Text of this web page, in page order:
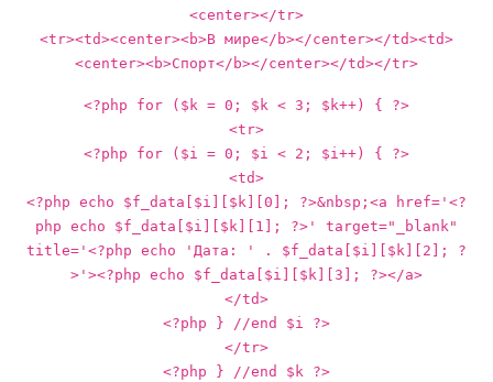
<center></tr>
<tr><td><center><b>В мире</b></center></td><td>
<center><b>Спорт</b></center></td></tr>
<?php for ($k = 0; $k < 3; $k++) { ?>
<tr>
<?php for ($i = 0; $i < 2; $i++) { ?>
<td>
<?php echo $f_data[$i][$k][0]; ?>&nbsp;<a href='<?
php echo $f_data[$i][$k][1]; ?>' target="_blank"
title='<?php echo 'Дата: ' . $f_data[$i][$k][2]; ?
>'><?php echo $f_data[$i][$k][3]; ?></a>
</td>
<?php } //end $i ?>
</tr>
<?php } //end $k ?>